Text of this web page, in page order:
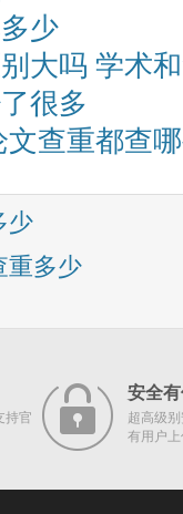
少
大吗 学术
很多
查重都查
少
重多少
持官
安全
超高级
有用户